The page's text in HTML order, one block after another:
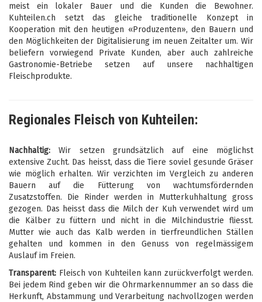
meist ein lokaler Bauer und die Kunden die Bewohner.
Kuhteilen.ch setzt das gleiche traditionelle Konzept in
Kooperation mit den heutigen «Produzenten», den Bauern und
den Möglichkeiten der Digitalisierung im neuen Zeitalter um. Wir
beliefern vorwiegend Private Kunden, aber auch zahlreiche
Gastronomie-Betriebe setzen auf unsere nachhaltigen
Fleischprodukte.
Regionales Fleisch von Kuhteilen:
Nachhaltig:Wir setzen grundsätzlich auf eine möglichst
extensive Zucht. Das heisst, dass die Tiere soviel gesunde Gräser
wie möglich erhalten. Wir verzichten im Vergleich zu anderen
Bauern auf die Fütterung von wachtumsfördernden
Zusatzstoffen. Die Rinder werden in Mutterkuhhaltung gross
gezogen. Das heisst dass die Milch der Kuh verwendet wird um
die Kälber zu füttern und nicht in die Milchindustrie fliesst.
Mutter wie auch das Kalb werden in tierfreundlichen Ställen
gehalten und kommen in den Genuss von regelmässigem
Auslauf im Freien.
Transparent: Fleisch von Kuhteilen kann zurückverfolgt werden.
Bei jedem Rind geben wir die Ohrmarkennummer an so dass die
Herkunft, Abstammung und Verarbeitung nachvollzogen werden